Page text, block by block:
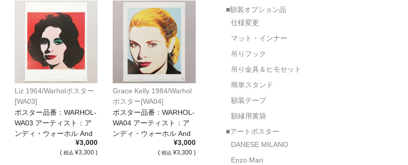
Liz 1964/Warholポスター
[WA03]
ポスター品番：WARHOL-
WA03 アーティスト：ア
ンディ・ウォーホル And
¥3,000
( 税込 ¥3,300 )
Grace Kelly 1984/Warhol
ポスター[WA04]
ポスター品番：WARHOL-
WA04 アーティスト：ア
ンディ・ウォーホル And
¥3,000
( 税込 ¥3,300 )
■額装オプション品
仕様変更
マット・インナー
吊りフック
吊り金具＆ヒモセット
簡単スタンド
額装テープ
額縁用黄袋
■アートポスター
DANESE MILANO
Enzo Mari